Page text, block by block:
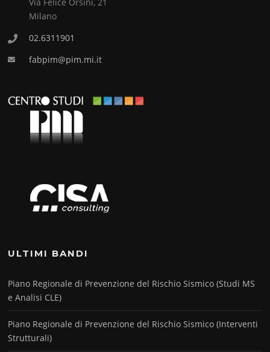
Via Felice Orsini, 21
Milano
02.6311901
fabpim@pim.mi.it
ULTIMI BANDI
Piano Regionale di Prevenzione del Rischio Sismico (Studi MS
e Analisi CLE)
Piano Regionale di Prevenzione del Rischio Sismico (Interventi
Strutturali)